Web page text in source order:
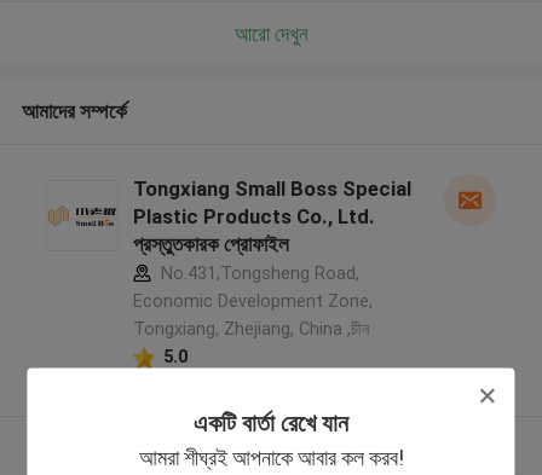
একটি বার্তা রেখে যান
আমরা শীঘ্রই আপনাকে আবার কল করব!
আরো দেখুন
আমাদের সম্পর্কে
Tongxiang Small Boss Special
Plastic Products Co., Ltd.
প্রস্তুতকারক প্রোফাইল
No.431,Tongsheng Road,
Economic Development Zone,
Tongxiang, Zhejiang, China ,চীন
5.0
আরো দেখুন